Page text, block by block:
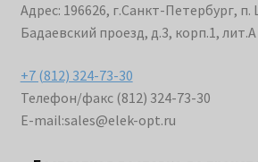
Адрес: 196626, г.Санкт-Петербург,
Бадаевский проезд, д.3, корп.1, лит.А
+7 (812) 324-73-30
Телефон/факс (812) 324-73-30
E-mail:sales@elek-opt.ru